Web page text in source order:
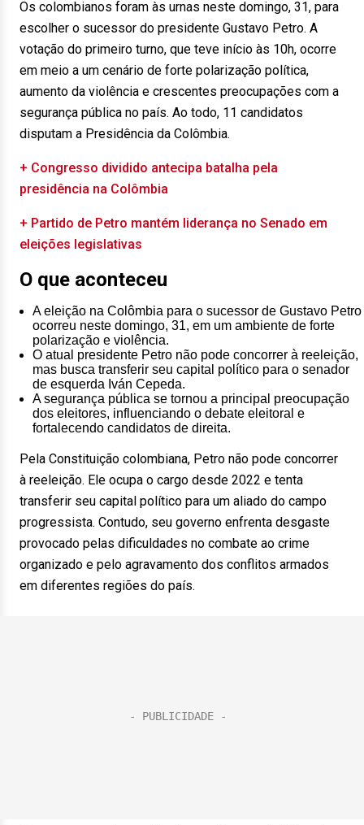
Os colombianos foram às urnas neste domingo, 31, para
escolher o sucessor do presidente Gustavo Petro. A
votação do primeiro turno, que teve início às 10h, ocorre
em meio a um cenário de forte polarização política,
aumento da violência e crescentes preocupações com a
segurança pública no país. Ao todo, 11 candidatos
disputam a Presidência da Colômbia.
+ Congresso dividido antecipa batalha pela
presidência na Colômbia
+ Partido de Petro mantém liderança no Senado em
eleições legislativas
O que aconteceu
A eleição na Colômbia para o sucessor de Gustavo Petro
ocorreu neste domingo, 31, em um ambiente de forte
polarização e violência.
O atual presidente Petro não pode concorrer à reeleição,
mas busca transferir seu capital político para o senador
de esquerda Iván Cepeda.
A segurança pública se tornou a principal preocupação
dos eleitores, influenciando o debate eleitoral e
fortalecendo candidatos de direita.
Pela Constituição colombiana, Petro não pode concorrer
à reeleição. Ele ocupa o cargo desde 2022 e tenta
transferir seu capital político para um aliado do campo
progressista. Contudo, seu governo enfrenta desgaste
provocado pelas dificuldades no combate ao crime
organizado e pelo agravamento dos conflitos armados
em diferentes regiões do país.